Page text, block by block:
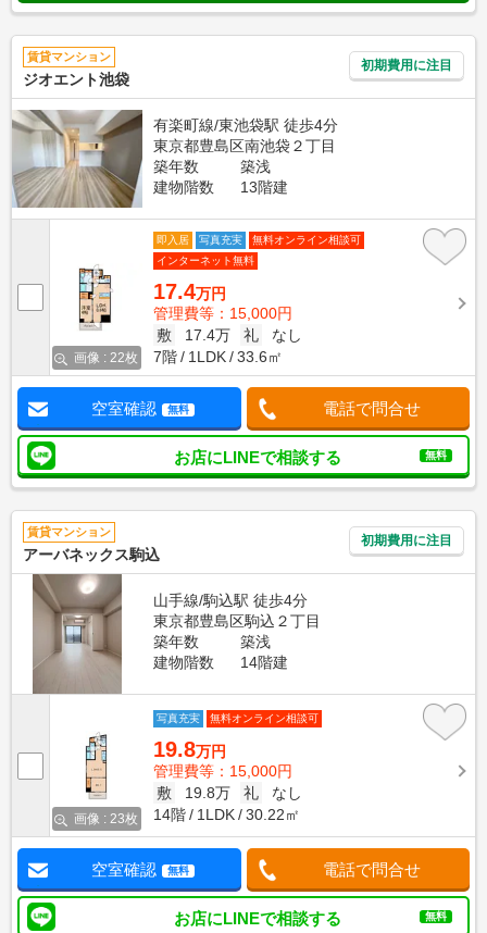
賃貸マンション
ジオエント池袋
初期費用に注目
有楽町線/東池袋駅 徒歩4分
東京都豊島区南池袋２丁目
築年数
築浅
建物階数
13階建
画像 : 22枚
即入居 写真充実
無料オンライン相談可
インターネット無料
17.4万円
管理費等：15,000円
敷
17.4万 礼
なし
7階
1LDK 33.6㎡
空室確認 無料 電話で問合せ
お店にLINEで相談する 無料
賃貸マンション
アーバネックス駒込
初期費用に注目
山手線/駒込駅 徒歩4分
東京都豊島区駒込２丁目
築年数
築浅
建物階数
14階建
画像 : 23枚
写真充実 無料オンライン相談可
19.8万円
管理費等：15,000円
敷
19.8万 礼
なし
14階
1LDK 30.22㎡
空室確認 無料 電話で問合せ
お店にLINEで相談する 無料